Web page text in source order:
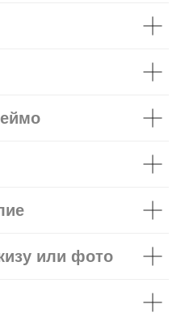
или фото